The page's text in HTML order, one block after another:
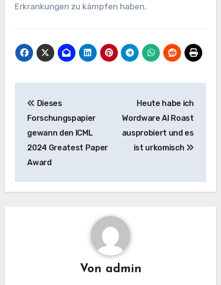
Erkrankungen zu kämpfen haben.
Navigation
Dieses
Forschungspapier
gewann den ICML
2024 Greatest Paper
Award
Heute habe ich
Wordware AI Roast
ausprobiert und es
ist urkomisch
Von admin